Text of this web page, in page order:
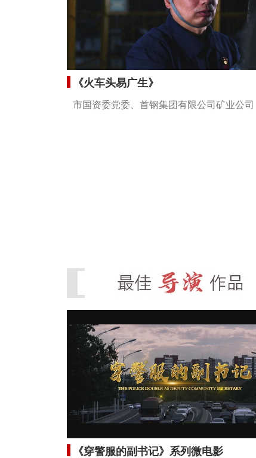
《火车头易广生》
市国资委党委、首钢集团有限公司矿业公司
《穿警服的副书记》系列微电影